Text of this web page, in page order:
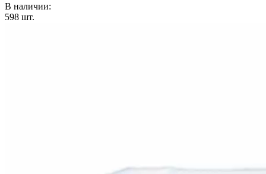
В наличии:
598 шт.